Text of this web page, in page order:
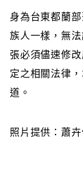
身為台東都蘭
族人一樣，無
張必須儘速修
定之相關法律
道。
照片提供：蕭